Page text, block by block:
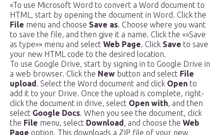
«To use Microsoft Word to convert a Word document to
HTML, start by opening the document in Word. Click the
File menu and choose Save as. Choose where you want
to save the file, and then give it a name. Click the «»Save
as type»» menu and select Web Page. Click Save to save
your new HTML code to the desired location.
To use Google Drive, start by signing in to Google Drive in
a web browser. Click the New button and select File
upload. Select the Word document and click Open to
add it to your Drive. Once the upload is complete, right-
click the document in drive, select Open with, and then
select Google Docs. When you see the document, click
the File menu, select Download, and choose the Web
Page option. This downloads a ZIP file of your new